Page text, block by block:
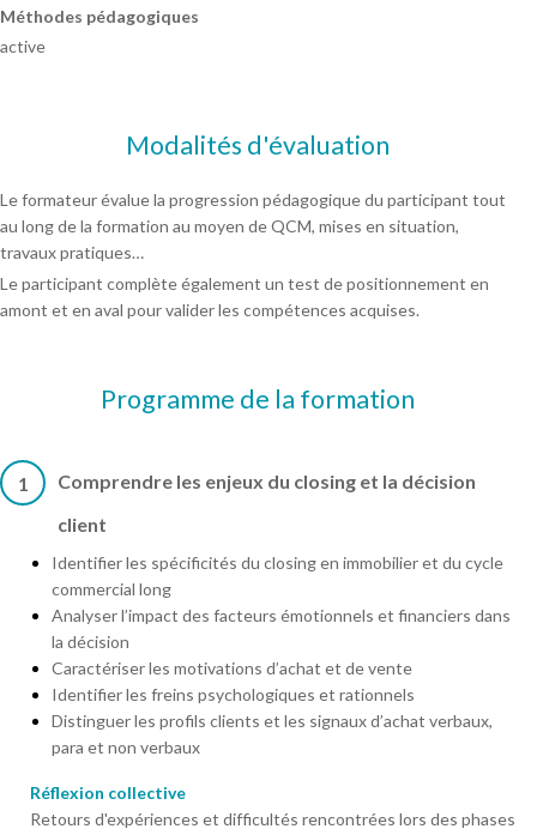
Méthodes pédagogiques
active
Modalités d'évaluation
Le formateur évalue la progression pédagogique du participant tout
au long de la formation au moyen de QCM, mises en situation,
travaux pratiques…
Le participant complète également un test de positionnement en
amont et en aval pour valider les compétences acquises.
Programme de la formation
1
Comprendre les enjeux du closing et la décision
client
Identifier les spécificités du closing en immobilier et du cycle
commercial long
Analyser l’impact des facteurs émotionnels et financiers dans
la décision
Caractériser les motivations d’achat et de vente
Identifier les freins psychologiques et rationnels
Distinguer les profils clients et les signaux d’achat verbaux,
para et non verbaux
Réflexion collective
Retours d'expériences et difficultés rencontrées lors des phases